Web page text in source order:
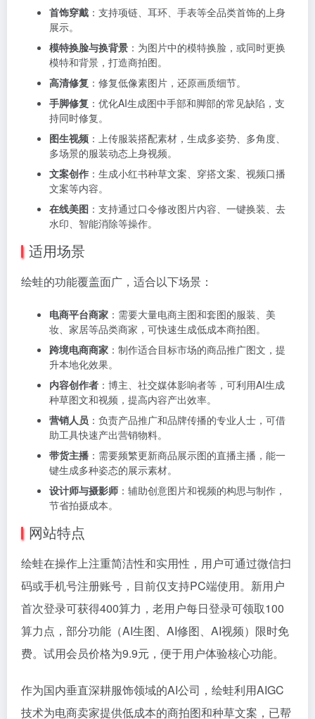
首饰穿戴 ：支持项链、耳环、手表等全品类首饰的上身
展示。
模特换脸与换背景 ：为图片中的模特换脸，或同时更换
模特和背景，打造商拍图。
高清修复 ：修复低像素图片，还原画质细节。
手脚修复 ：优化AI生成图中手部和脚部的常见缺陷，支
持同时修复。
图生视频 ：上传服装搭配素材，生成多姿势、多角度、
多场景的服装动态上身视频。
文案创作 ：生成小红书种草文案、穿搭文案、视频口播
文案等内容。
在线美图 ：支持通过口令修改图片内容、一键换装、去
水印、智能消除等操作。
适用场景
绘蛙的功能覆盖面广，适合以下场景：
电商平台商家 ：需要大量电商主图和套图的服装、美
妆、家居等品类商家，可快速生成低成本商拍图。
跨境电商商家 ：制作适合目标市场的商品推广图文，提
升本地化效果。
内容创作者 ：博主、社交媒体影响者等，可利用AI生成
种草图文和视频，提高内容产出效率。
营销人员 ：负责产品推广和品牌传播的专业人士，可借
助工具快速产出营销物料。
带货主播 ：需要频繁更新商品展示图的直播主播，能一
键生成多种姿态的展示素材。
设计师与摄影师 ：辅助创意图片和视频的构思与制作，
节省拍摄成本。
网站特点
绘蛙在操作上注重简洁性和实用性，用户可通过微信扫
码或手机号注册账号，目前仅支持PC端使用。新用户
首次登录可获得400算力，老用户每日登录可领取100
算力点，部分功能（AI生图、AI修图、AI视频）限时免
费。试用会员价格为9.9元，便于用户体验核心功能。
作为国内垂直深耕服饰领域的AI公司，绘蛙利用AIGC
技术为电商卖家提供低成本的商拍图和种草文案，已帮